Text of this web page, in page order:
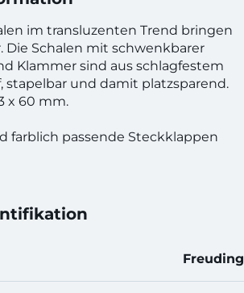
im transluzenten Trend bringen
Die Schalen mit schwenkbarer
Klammer sind aus schlagfestem
stapelbar und damit platzsparend.
x 60 mm.
farblich passende Steckklappen
Freuding